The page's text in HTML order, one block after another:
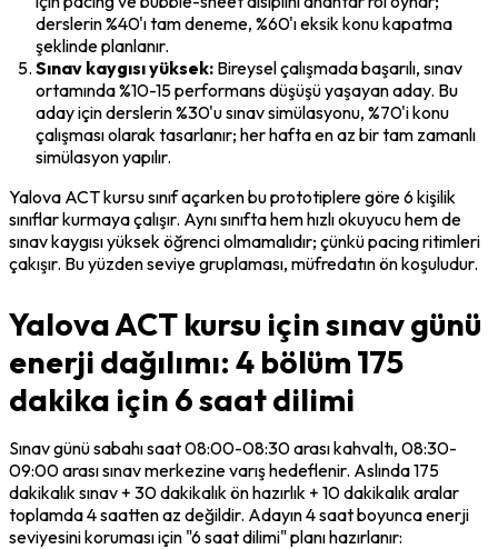
derslerin %40'ı tam deneme, %60'ı eksik konu kapatma
şeklinde planlanır.
Sınav kaygısı yüksek: Bireysel çalışmada başarılı, sınav
ortamında %10-15 performans düşüşü yaşayan aday. Bu
aday için derslerin %30'u sınav simülasyonu, %70'i konu
çalışması olarak tasarlanır; her hafta en az bir tam zamanlı
simülasyon yapılır.
Yalova ACT kursu sınıf açarken bu prototiplere göre 6 kişilik
sınıflar kurmaya çalışır. Aynı sınıfta hem hızlı okuyucu hem de
sınav kaygısı yüksek öğrenci olmamalıdır; çünkü pacing ritimleri
çakışır. Bu yüzden seviye gruplaması, müfredatın ön koşuludur.
Yalova ACT kursu için sınav günü
enerji dağılımı: 4 bölüm 175
dakika için 6 saat dilimi
Sınav günü sabahı saat 08:00-08:30 arası kahvaltı, 08:30-
09:00 arası sınav merkezine varış hedeflenir. Aslında 175
dakikalık sınav + 30 dakikalık ön hazırlık + 10 dakikalık aralar
toplamda 4 saatten az değildir. Adayın 4 saat boyunca enerji
seviyesini koruması için "6 saat dilimi" planı hazırlanır: